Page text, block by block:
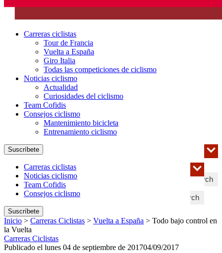
Carreras ciclistas
Tour de Francia
Vuelta a España
Giro Italia
Todas las competiciones de ciclismo
Noticias ciclismo
Actualidad
Curiosidades del ciclismo
Team Cofidis
Consejos ciclismo
Mantenimiento bicicleta
Entrenamiento ciclismo
Search
Suscríbete
Search
Carreras ciclistas
Noticias ciclismo
Team Cofidis
Consejos ciclismo
Suscríbete
Inicio > Carreras Ciclistas > Vuelta a España > Todo bajo control en
la Vuelta
Carreras Ciclistas
Publicado el lunes 04 de septiembre de 201704/09/2017